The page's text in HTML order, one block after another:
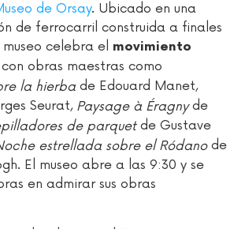
de Orsay. Ubicado en una
de ferrocarril construida a finales
museo celebra el movimiento
con obras maestras como
la hierba de Edouard Manet,
Seurat, Paysage à Éragnyde
de parquetde Gustave
estrellada sobre el Ródanode
El museo abre a las 9:30 y se
en admirar sus obras